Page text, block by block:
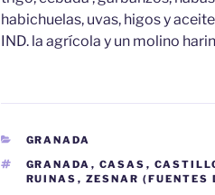
habichuelas, uvas, higos y
IND. la agrícola y un molino
CATEGORÍAS
GRANADA
ETIQUETAS
GRANADA , CASAS ,
RUINAS , ZESNAR (FUENTES